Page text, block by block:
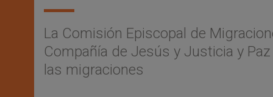
La Comisión Episcopal de
Compañía de Jesús y Justicia y
las migraciones